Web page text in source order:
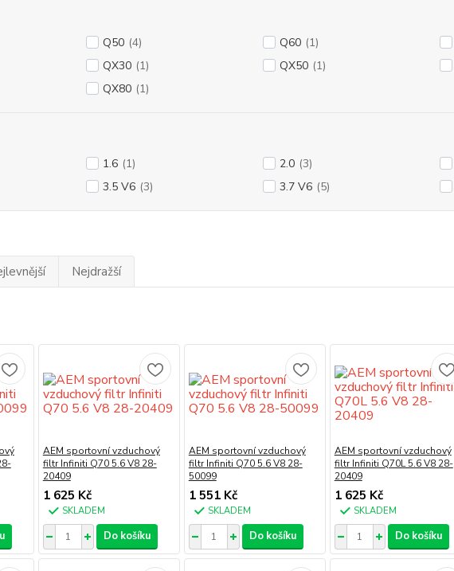
Q50 (4) Q60 (1)
QX30 (1) QX50 (1)
QX80 (1)
1.6 (1) 2.0 (3)
3.5 V6 (3) 3.7 V6 (5)
Nejdražší
AEM sportovní vzduchový
filtr Infiniti Q70 5.6 V8 28-
20409
1 625 Kč
SKLADEM
Do košíku
AEM sportovní vzduchový
filtr Infiniti Q70 5.6 V8 28-
50099
1 551 Kč
SKLADEM
Do košíku
AEM sportovní vzduchový
filtr Infiniti Q70L 5.6 V8 28-
20409
1 625 Kč
SKLADEM
Do košíku